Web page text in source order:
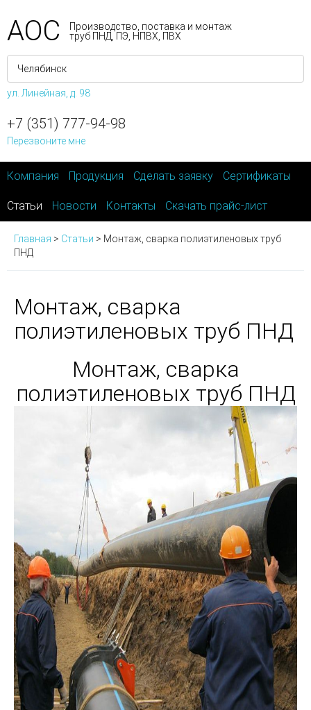
АОС
Производство, поставка и монтаж
труб ПНД, ПЭ, НПВХ, ПВХ
ул. Линейная, д. 98
+7 (351) 777-94-98
Перезвоните мне
Компания Продукция Сделать заявку Сертификаты
Статьи Новости Контакты Скачать прайс-лист
Главная > Статьи > Монтаж, сварка полиэтиленовых труб
ПНД
Монтаж, сварка
полиэтиленовых труб ПНД
Монтаж, сварка
полиэтиленовых труб ПНД